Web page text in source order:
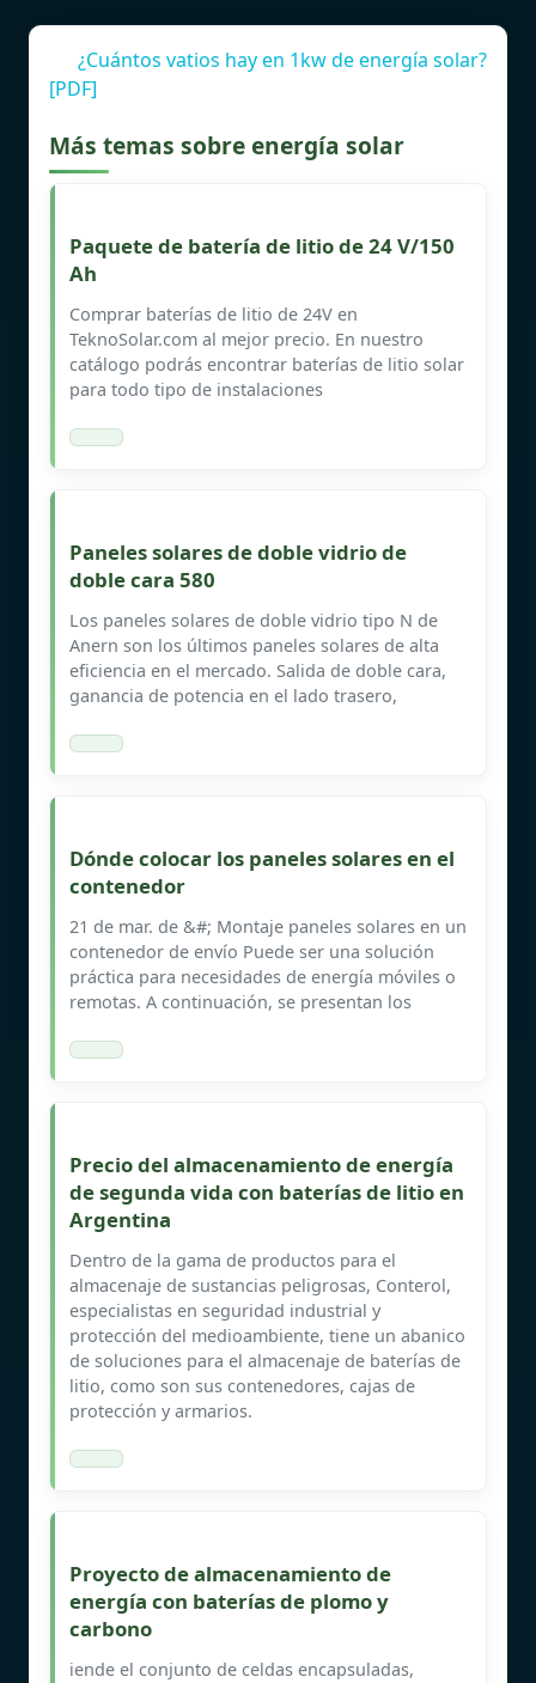
¿Cuántos vatios hay en 1kw de energía solar?
[PDF]
Más temas sobre energía solar
Paquete de batería de litio de 24 V/150
Ah
Comprar baterías de litio de 24V en
TeknoSolar.com al mejor precio. En nuestro
catálogo podrás encontrar baterías de litio solar
para todo tipo de instalaciones
Paneles solares de doble vidrio de
doble cara 580
Los paneles solares de doble vidrio tipo N de
Anern son los últimos paneles solares de alta
eficiencia en el mercado. Salida de doble cara,
ganancia de potencia en el lado trasero,
Dónde colocar los paneles solares en el
contenedor
21 de mar. de &#; Montaje paneles solares en un
contenedor de envío Puede ser una solución
práctica para necesidades de energía móviles o
remotas. A continuación, se presentan los
Precio del almacenamiento de energía
de segunda vida con baterías de litio en
Argentina
Dentro de la gama de productos para el
almacenaje de sustancias peligrosas, Conterol,
especialistas en seguridad industrial y
protección del medioambiente, tiene un abanico
de soluciones para el almacenaje de baterías de
litio, como son sus contenedores, cajas de
protección y armarios.
Proyecto de almacenamiento de
energía con baterías de plomo y
carbono
iende el conjunto de celdas encapsuladas,